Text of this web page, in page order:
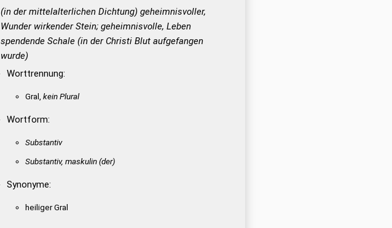
(in der mittelalterlichen Dichtung) geheimnisvoller,
Wunder wirkender Stein; geheimnisvolle, Leben
spendende Schale (in der Christi Blut aufgefangen
wurde)
Worttrennung:
Gral, kein Plural
Wortform:
Substantiv
Substantiv, maskulin(der)
Synonyme:
heiliger Gral